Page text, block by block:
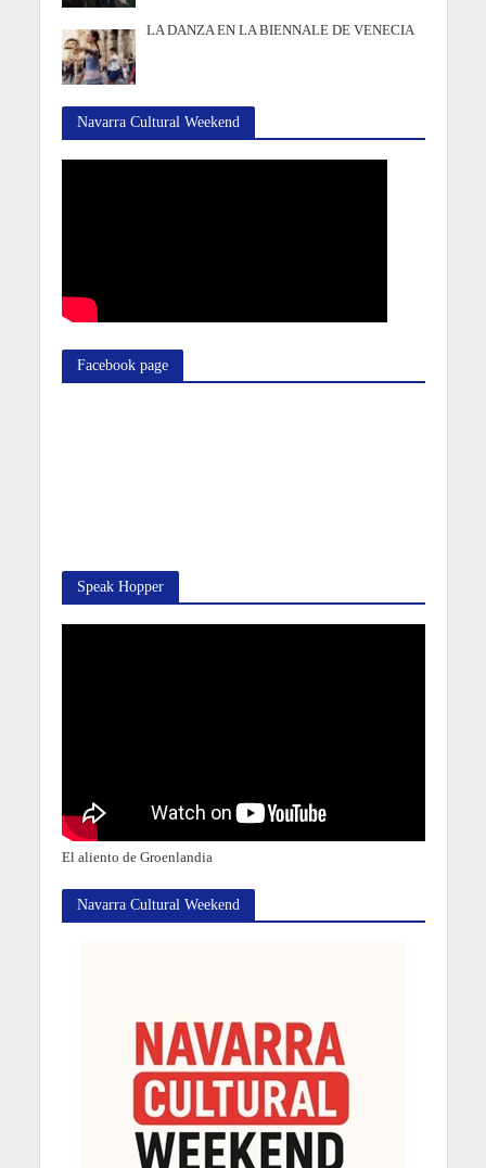
LA DANZA EN LA BIENNALE DE VENECIA
Navarra Cultural Weekend
Facebook page
Speak Hopper
El aliento de Groenlandia
Navarra Cultural Weekend